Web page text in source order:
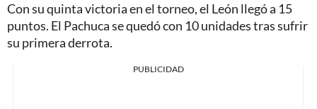
Con su quinta victoria en el torneo, el León llegó a 15
puntos. El Pachuca se quedó con 10 unidades tras sufrir
su primera derrota.
PUBLICIDAD